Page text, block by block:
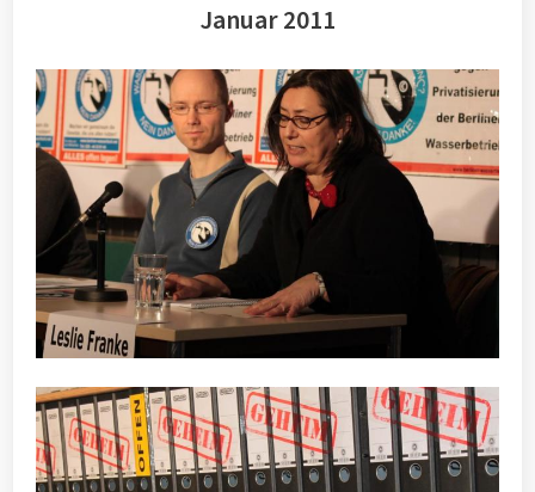
Januar 2011